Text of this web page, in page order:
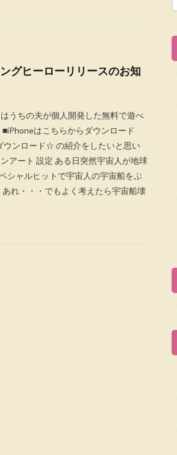
グヒーローリリースのお知
うちの夫が個人開発した無料で遊べ
はこちらからダウンロード
ンロード☆ の紹介をしたいと思い
アート 設定 ある日突然宇宙人が地球
シャルヒットで宇宙人の宇宙船をぶ
れ・・・でもよく考えたら宇宙船壊